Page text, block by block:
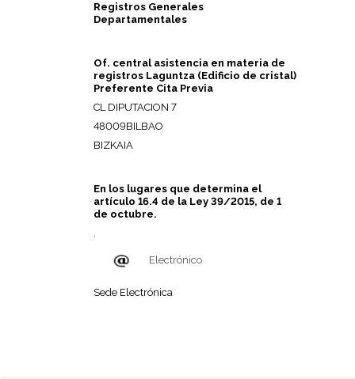
Registros Generales
Departamentales
Of. central asistencia en materia de
registros Laguntza (Edificio de cristal)
Preferente Cita Previa
CL DIPUTACION 7
48009BILBAO
BIZKAIA
En los lugares que determina el
artículo 16.4 de la Ley 39/2015, de 1
de octubre.
.
Electrónico
Sede Electrónica